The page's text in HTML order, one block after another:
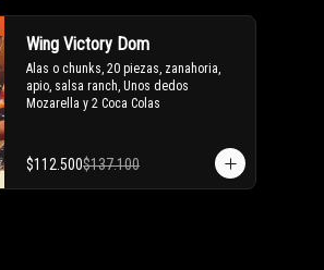
Wing Victory Dom
Alas o chunks, 20 piezas, zanahoria,
apio, salsa ranch, Unos dedos
Mozarella y 2 Coca Colas
$112.500$137.100